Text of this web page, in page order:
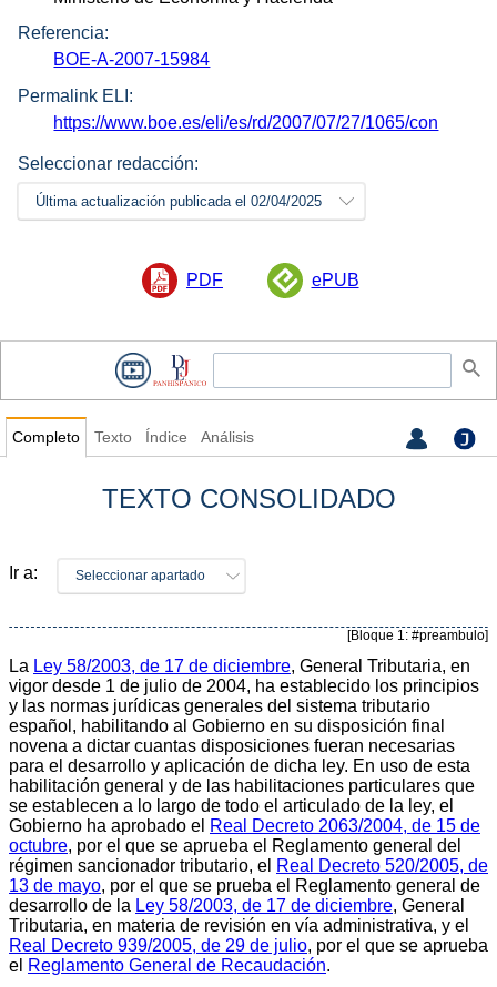
Referencia:
BOE-A-2007-15984
Permalink ELI:
https://www.boe.es/eli/es/rd/2007/07/27/1065/con
Seleccionar redacción:
Última actualización publicada el 02/04/2025
PDF ePUB
Completo Texto Índice Análisis
TEXTO CONSOLIDADO
Ir a: Seleccionar apartado
[Bloque 1: #preambulo]
La Ley 58/2003, de 17 de diciembre, General Tributaria, en
vigor desde 1 de julio de 2004, ha establecido los principios
y las normas jurídicas generales del sistema tributario
español, habilitando al Gobierno en su disposición final
novena a dictar cuantas disposiciones fueran necesarias
para el desarrollo y aplicación de dicha ley. En uso de esta
habilitación general y de las habilitaciones particulares que
se establecen a lo largo de todo el articulado de la ley, el
Gobierno ha aprobado el Real Decreto 2063/2004, de 15 de
octubre, por el que se aprueba el Reglamento general del
régimen sancionador tributario, el Real Decreto 520/2005, de
13 de mayo, por el que se prueba el Reglamento general de
desarrollo de la Ley 58/2003, de 17 de diciembre, General
Tributaria, en materia de revisión en vía administrativa, y el
Real Decreto 939/2005, de 29 de julio, por el que se aprueba
el Reglamento General de Recaudación.